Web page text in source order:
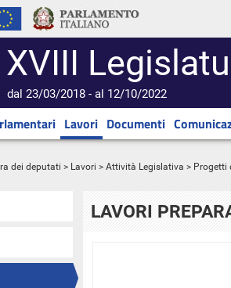
XVIII
dal 23/03/2018 - al 12/10/2022
Lavori Documenti
dei deputati > Lavori > Attività Legislativa > Progetti
LAVORI